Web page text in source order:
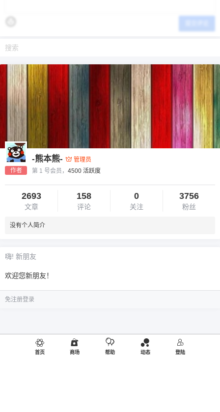
作者
-熊本熊-
管理员
第 1 号会员， 4500 活跃度
2693
文章
158
评论
0
关注
3756
粉丝
没有个人简介
嗨! 新朋友
欢迎您新朋友！
免注册登录
首页 商场 帮助 动态 登陆